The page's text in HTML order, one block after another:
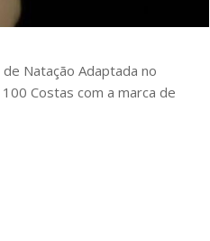
Natação Adaptada no
Costas com a marca de